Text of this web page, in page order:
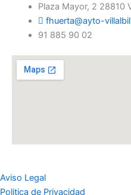
Plaza Mayor, 2 28810
fhuerta@ayto-
91 885 90 02
Aviso Legal
Politica de Privacidad